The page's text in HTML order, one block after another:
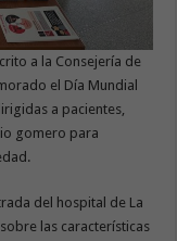
a la Consejería de
el Día Mundial
a pacientes,
gomero para
del hospital de La
las características